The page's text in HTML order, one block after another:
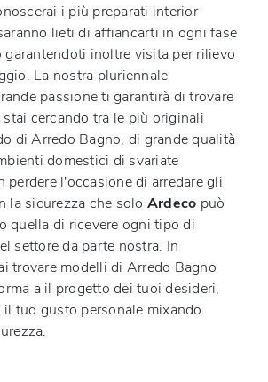
i più preparati interior
lieti di affiancarti in ogni fase
inoltre visita per rilievo
La nostra pluriennale
passione ti garantirà di trovare
cercando tra le più originali
di Arredo Bagno, di grande qualità
domestici di svariate
perdere l'occasione di arredare gli
la sicurezza che solo Ardeco può
quella di ricevere ogni tipo di
settore da parte nostra. In
trovare modelli di Arredo Bagno
a il progetto dei tuoi desideri,
tuo gusto personale mixando